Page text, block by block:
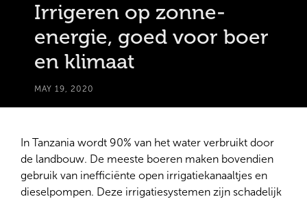
Irrigeren op zonne-
energie, goed voor boer
en klimaat
MAY 19, 2020
In Tanzania wordt 90% van het water verbruikt door
de landbouw. De meeste boeren maken bovendien
gebruik van inefficiënte open irrigatiekanaaltjes en
dieselpompen. Deze irrigatiesystemen zijn schadelijk